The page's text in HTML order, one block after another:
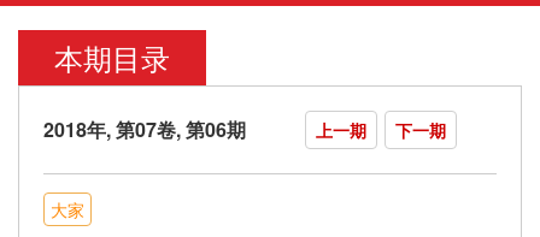
本期目录
2018年, 第07卷, 第06期 上一期 下一期
大家